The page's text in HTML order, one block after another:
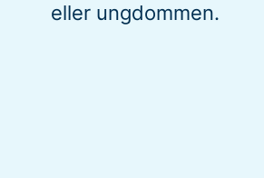
eller ungdommen.